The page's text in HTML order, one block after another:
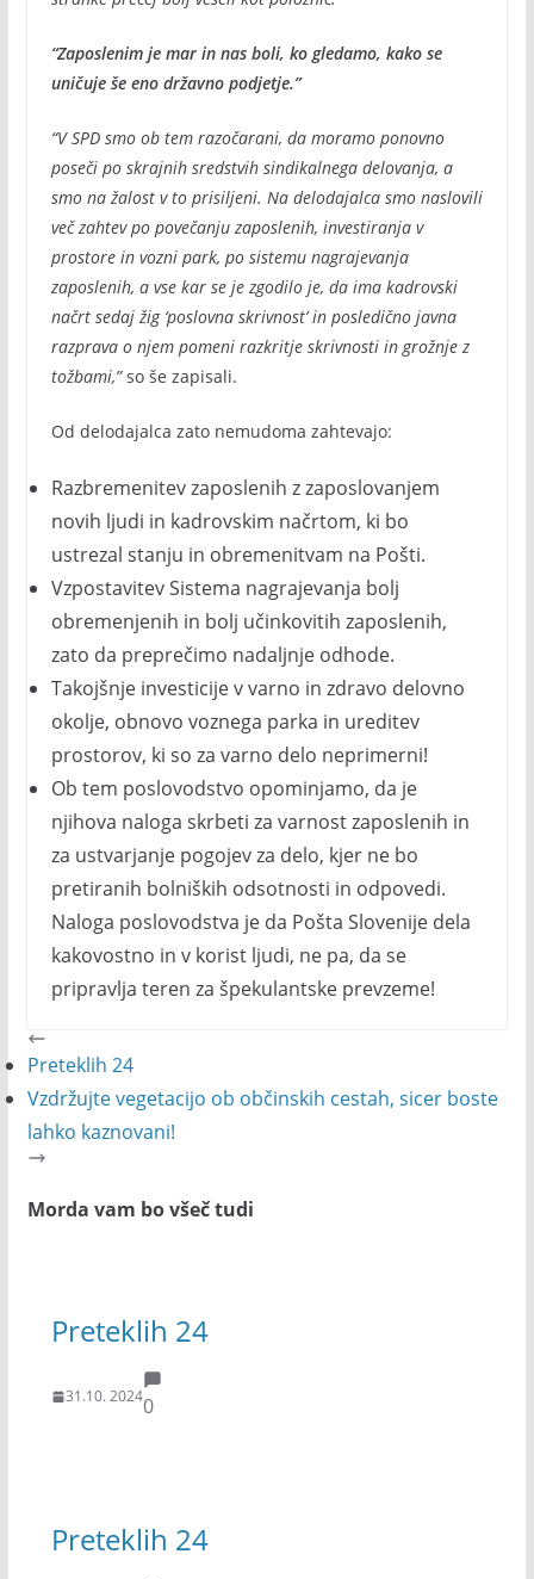
“Zaposlenim je mar in nas boli, ko gledamo, kako se
uničuje še eno državno podjetje.”
“V SPD smo ob tem razočarani, da moramo ponovno
poseči po skrajnih sredstvih sindikalnega delovanja, a
smo na žalost v to prisiljeni. Na delodajalca smo naslovili
več zahtev po povečanju zaposlenih, investiranja v
prostore in vozni park, po sistemu nagrajevanja
zaposlenih, a vse kar se je zgodilo je, da ima kadrovski
načrt sedaj žig ‘poslovna skrivnost’ in posledično javna
razprava o njem pomeni razkritje skrivnosti in grožnje z
tožbami,”so še zapisali.
Od delodajalca zato nemudoma zahtevajo:
Razbremenitev zaposlenih z zaposlovanjem
novih ljudi in kadrovskim načrtom, ki bo
ustrezal stanju in obremenitvam na Pošti.
Vzpostavitev Sistema nagrajevanja bolj
obremenjenih in bolj učinkovitih zaposlenih,
zato da preprečimo nadaljnje odhode.
Takojšnje investicije v varno in zdravo delovno
okolje, obnovo voznega parka in ureditev
prostorov, ki so za varno delo neprimerni!
Ob tem poslovodstvo opominjamo, da je
njihova naloga skrbeti za varnost zaposlenih in
za ustvarjanje pogojev za delo, kjer ne bo
pretiranih bolniških odsotnosti in odpovedi.
Naloga poslovodstva je da Pošta Slovenije dela
kakovostno in v korist ljudi, ne pa, da se
pripravlja teren za špekulantske prevzeme!
Preteklih 24
Vzdržujte vegetacijo ob občinskih cestah, sicer boste
lahko kaznovani!
Morda vam bo všeč tudi
Preteklih 24
31.10. 20240
Preteklih 24